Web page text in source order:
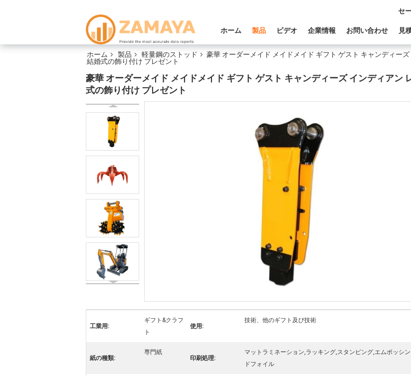
セ
ホーム 製品 ビデオ 企業情報 お問い合わせ 見
ホーム 製品 軽量鋼のストッド
豪華 オーダーメイド メイドメイド ギフト ゲスト キャンディー
結婚式の飾り付け プレゼント
豪華 オーダーメイド メイドメイド ギフト ゲスト キャンディーズ インディアン
式の飾り付け プレゼント
工業用:
ギフト&クラフ
ト
使用:
技術、他のギフト及び技術
紙の種類:
専門紙
印刷処理:
マットラミネーション,ラッキング,スタンピング,エムボッシ
ドフォイル